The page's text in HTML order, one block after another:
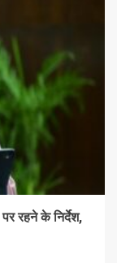
रहने के निर्देश,